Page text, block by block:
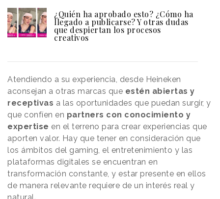
¿Quién ha aprobado esto? ¿Cómo ha
llegado a publicarse? Y otras dudas
que despiertan los procesos
creativos
Atendiendo a su experiencia, desde Heineken
aconsejan a otras marcas que estén abiertas y
receptivas a las oportunidades que puedan surgir, y
que confíen en partners con conocimiento y
expertise en el terreno para crear experiencias que
aporten valor. Hay que tener en consideración que
los ámbitos del gaming, el entretenimiento y las
plataformas digitales se encuentran en
transformación constante, y estar presente en ellos
de manera relevante requiere de un interés real y